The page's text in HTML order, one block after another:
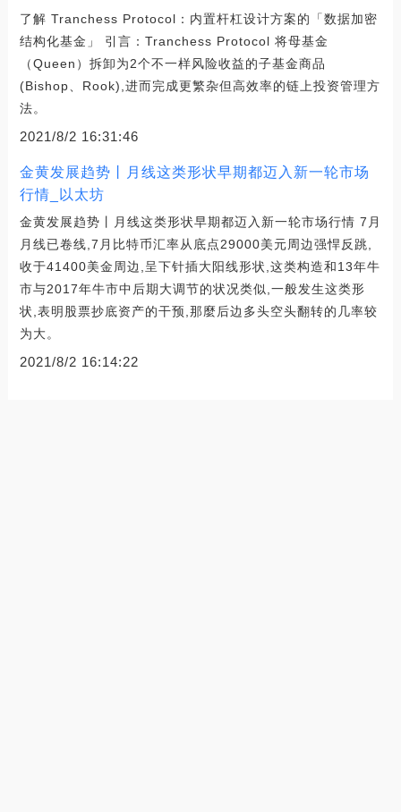
了解 Tranchess Protocol：内置杆杠设计方案的「数据加密
结构化基金」 引言：Tranchess Protocol 将母基金
（Queen）拆卸为2个不一样风险收益的子基金商品
(Bishop、Rook),进而完成更繁杂但高效率的链上投资管理方
法。
2021/8/2 16:31:46
金黄发展趋势丨月线这类形状早期都迈入新一轮市场
行情_以太坊
金黄发展趋势丨月线这类形状早期都迈入新一轮市场行情 7月
月线已卷线,7月比特币汇率从底点29000美元周边强悍反跳,
收于41400美金周边,呈下针插大阳线形状,这类构造和13年牛
市与2017年牛市中后期大调节的状况类似,一般发生这类形
状,表明股票抄底资产的干预,那麼后边多头空头翻转的几率较
为大。
2021/8/2 16:14:22